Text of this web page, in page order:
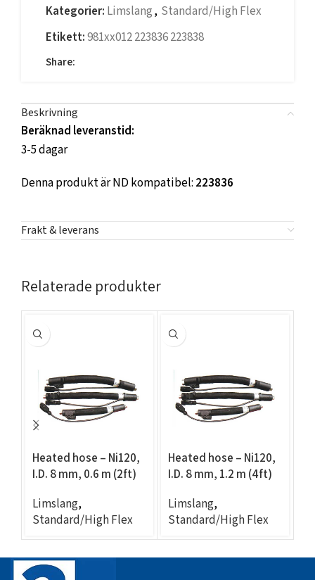
Kategorier: Limslang, Standard/High Flex
Etikett:981xx012 223836 223838
Share:
Beskrivning
Beräknad leveranstid:
3-5 dagar
Denna produkt är ND kompatibel: 223836
Frakt & leverans
Relaterade produkter
Heated hose – Ni120,
I.D. 8 mm, 0.6 m (2ft)
Limslang,
Standard/High Flex
Heated hose – Ni120,
I.D. 8 mm, 1.2 m (4ft)
Limslang,
Standard/High Flex